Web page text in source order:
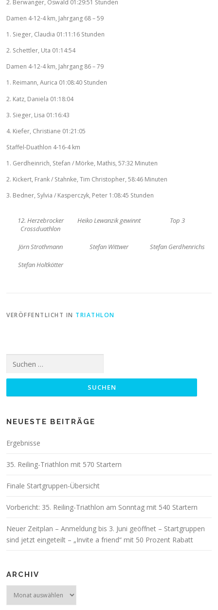
2. Berwanger, Oswald 01:29:51 Stunden
Damen 4-12-4 km, Jahrgang 68 – 59
1. Sieger, Claudia 01:11:16 Stunden
2. Schettler, Uta 01:14:54
Damen 4-12-4 km, Jahrgang 86 – 79
1. Reimann, Aurica 01:08:40 Stunden
2. Katz, Daniela 01:18:04
3. Sieger, Lisa 01:16:43
4. Kiefer, Christiane 01:21:05
Staffel-Duathlon 4-16-4 km
1. Gerdheinrich, Stefan / Mörke, Mathis, 57:32 Minuten
2. Kickert, Frank / Stahnke, Tim Christopher, 58:46 Minuten
3. Bedner, Sylvia / Kasperczyk, Peter 1:08:45 Stunden
12. Herzebrocker
Crossduathlon
Heiko Lewanzik gewinnt Top 3
Jörn Strothmann Stefan Wittwer Stefan Gerdhenrichs
Stefan Holtkötter
VERÖFFENTLICHT IN TRIATHLON
nach:
NEUESTE BEITRÄGE
Ergebnisse
35. Reiling-Triathlon mit 570 Startern
Finale Startgruppen-Übersicht
Vorbericht: 35. Reiling-Triathlon am Sonntag mit 540 Startern
Neuer Zeitplan – Anmeldung bis 3. Juni geöffnet – Startgruppen
sind jetzt eingeteilt – „Invite a friend“ mit 50 Prozent Rabatt
ARCHIV